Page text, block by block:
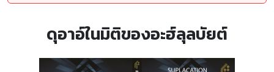
ดุอาอ์ในมิติของอะฮ์ลุลบัยต์